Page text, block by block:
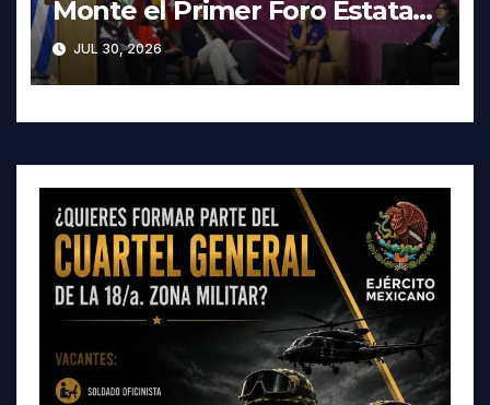
Monte el Primer Foro Estatal
contra la Trata de Personas
JUL 30, 2026